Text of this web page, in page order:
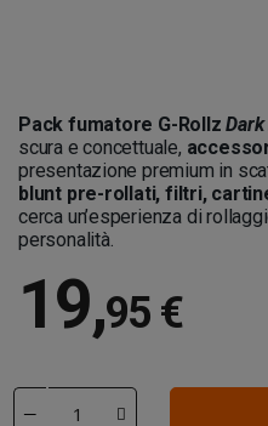
Pack fumatore G-Rollz
scura e concettuale,
presentazione premium in
blunt pre-rollati, filtri,
cerca un’esperienza di
personalità.
19,95 €